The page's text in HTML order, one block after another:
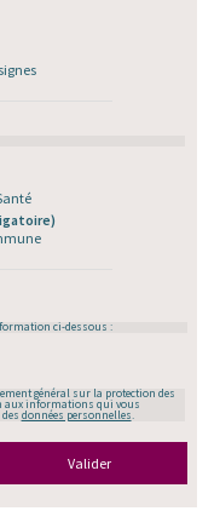
ci-dessous :
général sur la protection des
aux informations qui vous
données personnelles.
Valider